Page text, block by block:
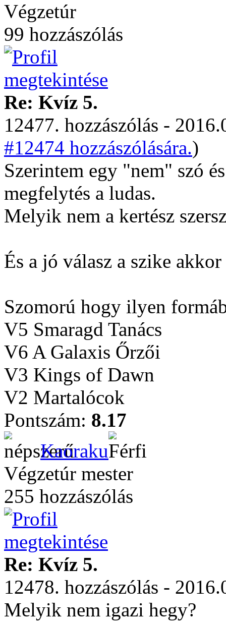
Végzetúr
99 hozzászólás
Re: Kvíz 5.
12477. hozzászólás -
#12474 hozzászólására.)
Szerintem egy "nem" szó
megfelytés a ludas.
Melyik nem a kertész
És a jó válasz a szike
Szomorú hogy ilyen
V5 Smaragd Tanács
V6 A Galaxis Őrzői
V3 Kings of Dawn
V2 Martalócok
Pontszám: 8.17
Kaoraku
Végzetúr mester
255 hozzászólás
Re: Kvíz 5.
12478. hozzászólás -
Melyik nem igazi hegy?